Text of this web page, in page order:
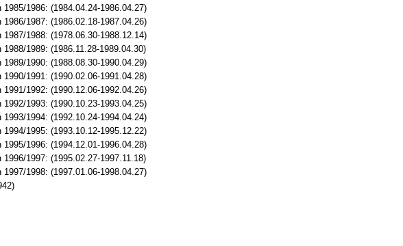
1986: (1984.04.24-1986.04.27)
1987: (1986.02.18-1987.04.26)
1988: (1978.06.30-1988.12.14)
1989: (1986.11.28-1989.04.30)
1990: (1988.08.30-1990.04.29)
1991: (1990.02.06-1991.04.28)
1992: (1990.12.06-1992.04.26)
1993: (1990.10.23-1993.04.25)
1994: (1992.10.24-1994.04.24)
1995: (1993.10.12-1995.12.22)
1996: (1994.12.01-1996.04.28)
1997: (1995.02.27-1997.11.18)
1998: (1997.01.06-1998.04.27)